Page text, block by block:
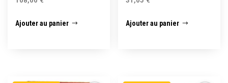
Ajouter au panier Ajouter au panier